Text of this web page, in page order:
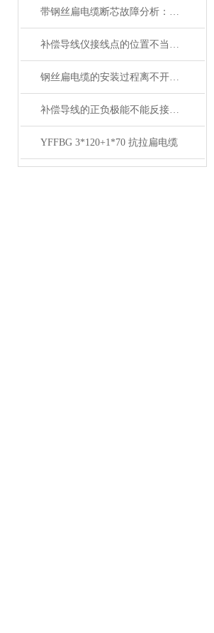
带钢丝扁电缆断芯故障分析：从钢丝疲劳到导体断裂的连锁反应
补偿导线仪接线点的位置不当，易引起误差
钢丝扁电缆的安装过程离不开这两点注意事项
补偿导线的正负极能不能反接呢？
YFFBG 3*120+1*70 抗拉扁电缆